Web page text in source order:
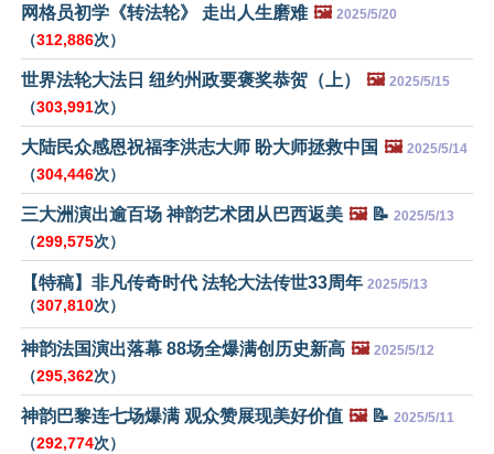
网格员初学《转法轮》 走出人生磨难 🖼️ 2025/5/20
（312,886次）
世界法轮大法日 纽约州政要褒奖恭贺（上） 🖼️ 2025/5/15
（303,991次）
大陆民众感恩祝福李洪志大师 盼大师拯救中国 🖼️ 2025/5/14
（304,446次）
三大洲演出逾百场 神韵艺术团从巴西返美 🖼️📝 2025/5/13
（299,575次）
【特稿】非凡传奇时代 法轮大法传世33周年 2025/5/13
（307,810次）
神韵法国演出落幕 88场全爆满创历史新高 🖼️ 2025/5/12
（295,362次）
神韵巴黎连七场爆满 观众赞展现美好价值 🖼️📝 2025/5/11
（292,774次）